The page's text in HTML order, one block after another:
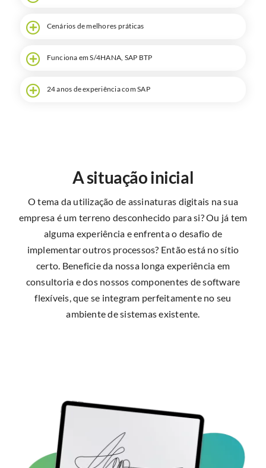
Cenários de melhores práticas
Funciona em S/4HANA, SAP BTP
24 anos de experiência com SAP
A situação inicial
O tema da utilização de assinaturas digitais na sua
empresa é um terreno desconhecido para si? Ou já tem
alguma experiência e enfrenta o desafio de
implementar outros processos? Então está no sítio
certo. Beneficie da nossa longa experiência em
consultoria e dos nossos componentes de software
flexíveis, que se integram perfeitamente no seu
ambiente de sistemas existente.